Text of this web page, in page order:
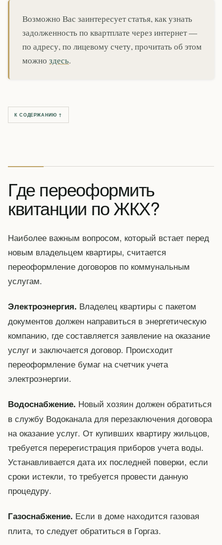
Возможно Вас заинтересует статья, как узнать
задолженность по квартплате через интернет —
по адресу, по лицевому счету, прочитать об этом
можно здесь.
К СОДЕРЖАНИЮ ↑
Где переоформить
квитанции по ЖКХ?
Наиболее важным вопросом, который встает перед
новым владельцем квартиры, считается
переоформление договоров по коммунальным
услугам.
Электроэнергия. Владелец квартиры с пакетом
документов должен направиться в энергетическую
компанию, где составляется заявление на оказание
услуг и заключается договор. Происходит
переоформление бумаг на счетчик учета
электроэнергии.
Водоснабжение. Новый хозяин должен обратиться
в службу Водоканала для перезаключения договора
на оказание услуг. От купивших квартиру жильцов,
требуется перерегистрация приборов учета воды.
Устанавливается дата их последней поверки, если
сроки истекли, то требуется провести данную
процедуру.
Газоснабжение. Если в доме находится газовая
плита, то следует обратиться в Горгаз.